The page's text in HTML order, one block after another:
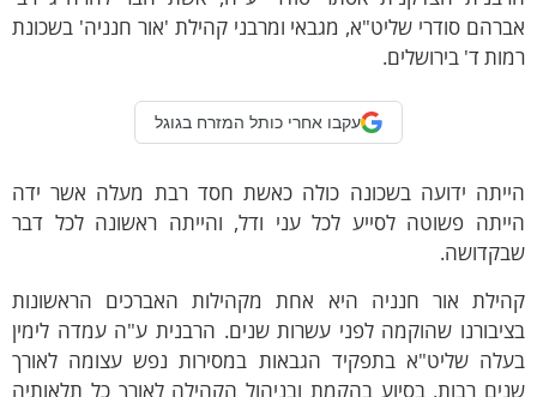
סודרי שליט"א, מגבאי ומרבני קהילת 'אור חנניה' בשכונת
ד' בירושלים.
עקבו אחרי כותל המזרח בגוגל
ידועה בשכונה כולה כאשת חסד רבת מעלה אשר ידה
פשוטה לסייע לכל עני ודל, והייתה ראשונה לכל דבר
אור חנניה היא אחת מקהילות האברכים הראשונות
שהוקמה לפני עשרות שנים. הרבנית ע"ה עמדה לימין
שליט"א בתפקיד הגבאות במסירות נפש עצומה לאורך
רבות, בסיוע בהקמת ובניהול הקהילה לאורך כל תלאותיה